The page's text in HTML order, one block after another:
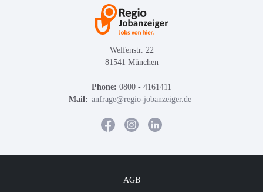
Welfenstr. 22
81541 München
Phone: 0800 - 4161411
Mail: anfrage@regio-jobanzeiger.de
AGB